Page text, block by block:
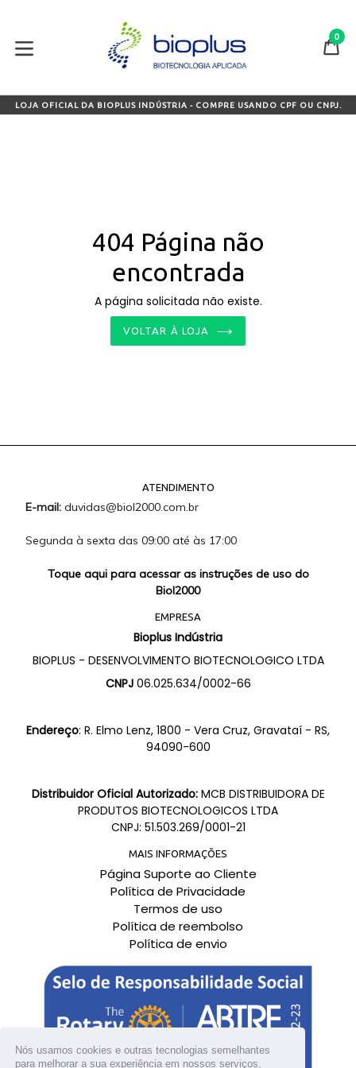
Nós usamos cookies e outras tecnologias semelhantes
para melhorar a sua experiência em nossos serviços,
conteúdo
expandir/colapsar
0
LOJA OFICIAL DA BIOPLUS INDÚSTRIA - COMPRE USANDO CPF OU CNPJ.
404 Página não
encontrada
A página solicitada não existe.
VOLTAR À LOJA
ATENDIMENTO
E-mail: duvidas@biol2000.com.br
Segunda à sexta das 09:00 até às 17:00
Toque aqui para acessar as instruções de uso do
Biol2000
EMPRESA
Bioplus Indústria
BIOPLUS - DESENVOLVIMENTO BIOTECNOLOGICO LTDA
CNPJ 06.025.634/0002-66
Endereço: R. Elmo Lenz, 1800 - Vera Cruz, Gravataí - RS,
94090-600
Distribuidor Oficial Autorizado:MCB DISTRIBUIDORA DE
PRODUTOS BIOTECNOLOGICOS LTDA
CNPJ: 51.503.269/0001-21
MAIS INFORMAÇÕES
Página Suporte ao Cliente
Política de Privacidade
Termos de uso
Política de reembolso
Política de envio